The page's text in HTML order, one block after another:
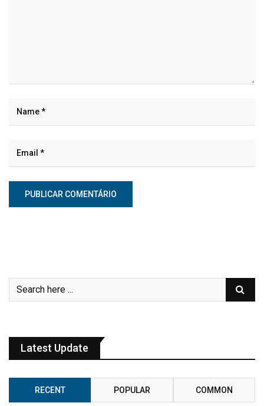
Latest Update
RECENT POPULAR COMMON